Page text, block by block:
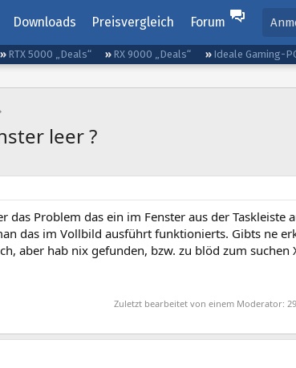
Downloads Preisvergleich Forum
RTX 5000 „Deals“ RX 9000 „Deals“ Ideale Gaming-
leer ?
das Problem das ein im Fenster aus der Taskleiste
das im Vollbild ausführt funktionierts. Gibts ne
aber hab nix gefunden, bzw. zu blöd zum suchen
Zuletzt bearbeitet von einem Moderator: